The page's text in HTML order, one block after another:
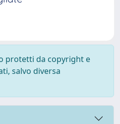
protetti da copyright e
salvo diversa